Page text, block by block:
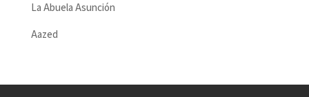
La Abuela Asunción
Aazed